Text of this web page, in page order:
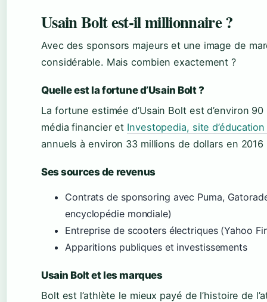
Usain Bolt est-il millionnaire ?
Avec des sponsors majeurs et une image de
considérable. Mais combien exactement ?
Quelle est la fortune d’Usain Bolt ?
La fortune estimée d’Usain Bolt est d’environ
média financier et Investopedia, site
annuels à environ 33 millions de dollars en
Ses sources de revenus
Contrats de sponsoring avec Puma,
encyclopédie mondiale)
Entreprise de scooters électriques (Yahoo
Apparitions publiques et investissements
Usain Bolt et les marques
Bolt est l’athlète le mieux payé de l’histoire de